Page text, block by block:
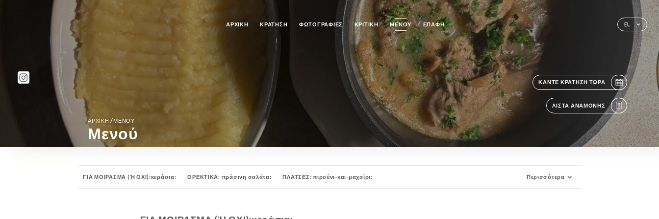
EL
ΑΡΧΙΚΉ ΚΡΆΤΗΣΗ ΦΩΤΟΓΡΑΦΊΕΣ ΚΡΙΤΙΚΉ ΜΕΝΟΎ ΕΠΑΦΉ
ΚΆΝΤΕ ΚΡΆΤΗΣΗ ΤΏΡΑ
ΛΊΣΤΑ ΑΝΑΜΟΝΉΣ
ΑΡΧΙΚΉ/ΜΕΝΟΎ
Μενού
ΓΙΑ ΜΟΙΡΑΣΜΑ (Ή ΟΧΙ):κεράσια: ΟΡΕΚΤΙΚΑ: πράσινη σαλάτα: ΠΛΑΤΣΕΣ: πιρούνι-και-μαχαίρι: Περισσότερα